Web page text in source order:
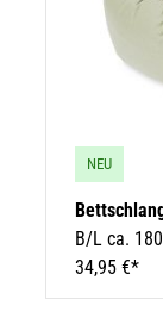
NEU
B/L ca.
34,95 €*